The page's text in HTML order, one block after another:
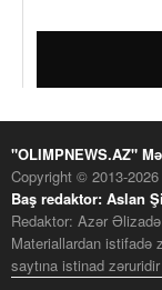
"OLIMPNEWS.AZ"
Copyright © 2013-
Baş redaktor: Aslan
Redaktor: Azər Əlizadə
Materiallardan istifadə
saytına istinad zəruridir